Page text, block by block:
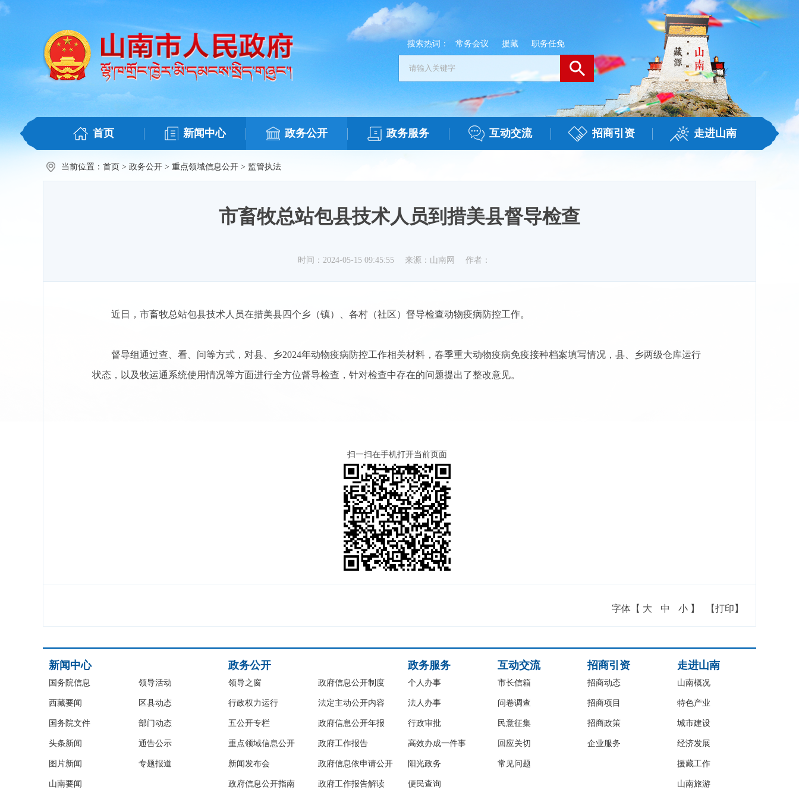
搜索热词： 常务会议 援藏 职务任免
首页 新闻中心 政务公开 政务服务 互动交流 招商引资 走进山南
当前位置： 首页 > 政务公开 > 重点领域信息公开 > 监管执法
市畜牧总站包县技术人员到措美县督导检查
时间：2024-05-15 09:45:55 来源：山南网 作者：
近日，市畜牧总站包县技术人员在措美县四个乡（镇）、各村（社区）督导检查动物疫病防控工作。
督导组通过查、看、问等方式，对县、乡2024年动物疫病防控工作相关材料，春季重大动物疫病免疫接种档案填写情况，县、乡两级仓库运行
状态，以及牧运通系统使用情况等方面进行全方位督导检查，针对检查中存在的问题提出了整改意见。
扫一扫在手机打开当前页面
字体【 大 中 小 】 【打印】
新闻中心
国务院信息
西藏要闻
国务院文件
头条新闻
图片新闻
山南要闻
领导活动
区县动态
部门动态
通告公示
专题报道
政务公开
领导之窗
行政权力运行
五公开专栏
重点领域信息公开
新闻发布会
政府信息公开指南
政府信息公开制度
法定主动公开内容
政府信息公开年报
政府工作报告
政府信息依申请公开
政府工作报告解读
政务服务
个人办事
法人办事
行政审批
高效办成一件事
阳光政务
便民查询
互动交流
市长信箱
问卷调查
民意征集
回应关切
常见问题
招商引资
招商动态
招商项目
招商政策
企业服务
走进山南
山南概况
特色产业
城市建设
经济发展
援藏工作
山南旅游